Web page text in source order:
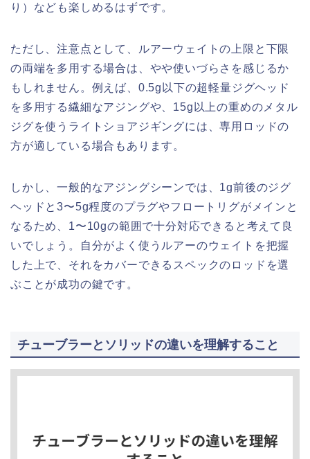
り）なども楽しめるはずです。
ただし、注意点として、ルアーウェイトの上限と下限
の両端を多用する場合は、やや使いづらさを感じるか
もしれません。例えば、0.5g以下の超軽量ジグヘッド
を多用する繊細なアジングや、15g以上の重めのメタル
ジグを使うライトショアジギングには、専用ロッドの
方が適している場合もあります。
しかし、一般的なアジングシーンでは、1g前後のジグ
ヘッドと3〜5g程度のプラグやフロートリグがメインと
なるため、1〜10gの範囲で十分対応できると考えて良
いでしょう。自分がよく使うルアーのウェイトを把握
した上で、それをカバーできるスペックのロッドを選
ぶことが成功の鍵です。
チューブラーとソリッドの違いを理解すること